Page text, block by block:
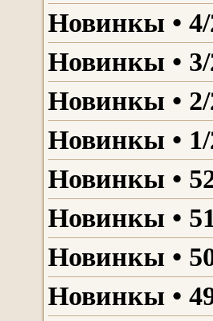
Новинкы • 4/
Новинкы • 3/
Новинкы • 2/
Новинкы • 1/
Новинкы •
Новинкы •
Новинкы •
Новинкы •